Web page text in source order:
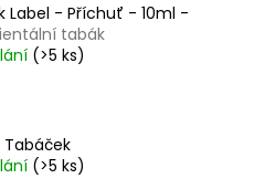
Label - Příchuť - 10ml -
tabák
(>5 ks)
Tabáček
(>5 ks)